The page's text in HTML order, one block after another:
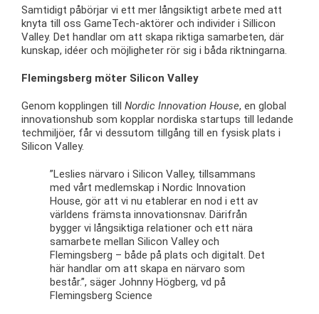
Samtidigt påbörjar vi ett mer långsiktigt arbete med att
knyta till oss GameTech-aktörer och individer i Sillicon
Valley. Det handlar om att skapa riktiga samarbeten, där
kunskap, idéer och möjligheter rör sig i båda riktningarna.
Flemingsberg möter Silicon Valley
Genom kopplingen till Nordic Innovation House, en global
innovationshub som kopplar nordiska startups till ledande
techmiljöer, får vi dessutom tillgång till en fysisk plats i
Silicon Valley.
”Leslies närvaro i Silicon Valley, tillsammans
med vårt medlemskap i Nordic Innovation
House, gör att vi nu etablerar en nod i ett av
världens främsta innovationsnav. Därifrån
bygger vi långsiktiga relationer och ett nära
samarbete mellan Silicon Valley och
Flemingsberg – både på plats och digitalt. Det
här handlar om att skapa en närvaro som
består.”, säger Johnny Högberg, vd på
Flemingsberg Science